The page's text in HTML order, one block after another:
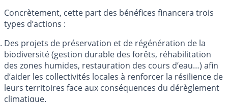
Concrètement, cette part des bénéfices financera trois
types d’actions :
Des projets de préservation et de régénération de la
biodiversité (gestion durable des forêts, réhabilitation
des zones humides, restauration des cours d’eau…) afin
d’aider les collectivités locales à renforcer la résilience de
leurs territoires face aux conséquences du dérèglement
climatique.